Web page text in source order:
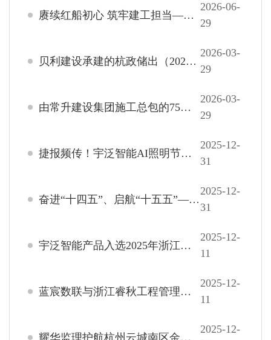
赓续红船初心 筑牢建工担当——禹航建设赴南湖开展“七一”主题党日
2026-06-
29
贝利建设承建的杭政储出（2025）145号地块项目举行开工仪式
2026-03-
29
由常升建设集团施工总包的75号地块项目地下室施工全面推进 冲出“正负零”在即
2026-03-
29
捷报频传！宇泛智能AI照明节能方案连获两项行业创新大奖
2025-12-
31
奋进“十四五”、启航“十五五”——华和建设常态化项目专题会，护航企业行稳致远
2025-12-
31
宇泛智能产品入选2025年浙江省首版次软件，以AI大模型筑牢建造安全新防线
2025-12-
11
蓝宸数联与浙江睿秋工程管理有限公司正式签署城市合伙人协议
2025-12-
11
耀华监理护航杭州云城南区金手指A塔楼320米封顶
2025-12-